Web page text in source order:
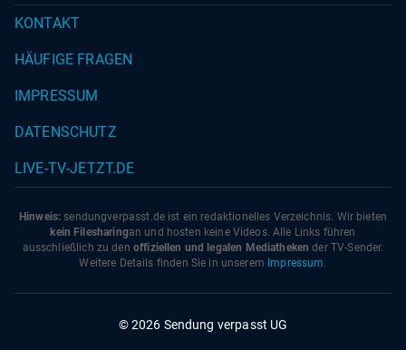
KONTAKT
HÄUFIGE FRAGEN
IMPRESSUM
DATENSCHUTZ
LIVE-TV-JETZT.DE
Hinweis: sendungverpasst.de ist ein redaktionelles Verzeichnis. Wir bieten
kein Filesharingan und hosten keine Videos. Alle Links führen
ausschließlich zu den offiziellen und legalen Mediatheken der TV-Sender.
Weitere Details finden Sie in unserem Impressum.
© 2026 Sendung verpasst UG